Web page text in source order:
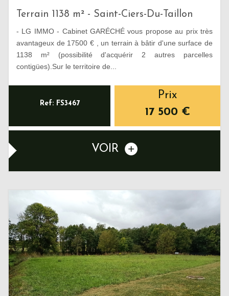
Terrain 1138 m² - Saint-Ciers-Du-Taillon
- LG IMMO - Cabinet GARÉCHÉ vous propose au prix très
avantageux de 17500 € , un terrain à bâtir d'une surface de
1138 m² (possibilité d'acquérir 2 autres parcelles
contigües).Sur le territoire de...
Ref: FS3467
Prix
17 500 €
VOIR